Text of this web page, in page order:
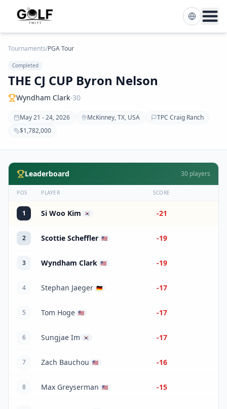
Tournaments/PGA Tour
Completed
THE CJ CUP Byron Nelson
Wyndham Clark-30
May 21 - 24, 2026 McKinney, TX, USA
TPC Craig Ranch
$1,782,000
Leaderboard 30 players
POS PLAYER SCORE
1 Si Woo Kim 🇰🇷 -21
2 Scottie Scheffler 🇺🇸 -19
3 Wyndham Clark 🇺🇸 -19
4 Stephan Jaeger 🇩🇪 -17
5 Tom Hoge 🇺🇸 -17
6 Sungjae Im 🇰🇷 -17
7 Zach Bauchou 🇺🇸 -16
8 Max Greyserman 🇺🇸 -15